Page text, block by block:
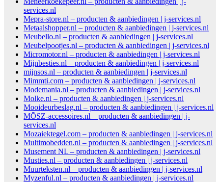
services.nl
Mepra-store.nl – producten & aanbiedingen | j-services.nl
Metaalshopper.nl – producten & aanbiedingen | j-services.nl
Meubello.nl – producten & aanbiedingen | j-services.nl
Meubelpootjes.nl – producten & aanbiedingen | j-services.nl
Micromotor.nl – producten & aanbiedingen | j-services.nl
Mijnbesties.nl – producten & aanbiedingen | j-services.nl
mijnsos.nl – producten & aanbiedingen | j-services.nl
Mimmti.com – producten & aanbiedingen | j-services.nl
Modemania.nl – producten & aanbiedingen | j-services.nl
Molke.nl – producten & aanbiedingen | j-services.nl
Mooideurbeslag.nl – producten & aanbiedingen | j-services.nl
MŌSZ-accessoires.nl – producten & aanbiedingen | j-
services.nl
Mozaiektegel.com – producten & aanbiedingen | j-services.nl
Multimobedden.nl – producten & aanbiedingen | j-services.nl
Musement NL – producten & aanbiedingen | j-services.nl
Musties.nl – producten & aanbiedingen | j-services.nl
Muurteksten.nl – producten & aanbiedingen | j-services.nl
Myzenful.nl – producten & aanbiedingen | j-services.nl